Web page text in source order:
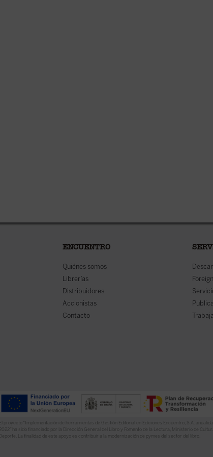
ENCUENTRO
Quiénes somos
Librerías
Distribuidores
Accionistas
Contacto
El proyecto “Implementación de herramientas de Gestión Editorial en Ediciones Encuentro, S.A. anualidad
2022” ha sido financiado por la Dirección General del Libro y Fomento de la Lectura, Ministerio de
Deporte. La finalidad de este apoyo es contribuir a la modernización de pymes del sector del libro.